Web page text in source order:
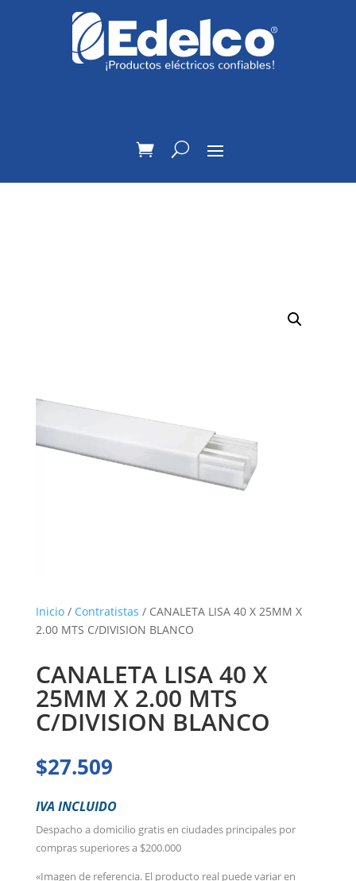
Inicio/ Contratistas / CANALETA LISA 40 X 25MM X
2.00 MTS C/DIVISION BLANCO
CANALETA LISA 40 X
25MM X 2.00 MTS
C/DIVISION BLANCO
$27.509
IVA INCLUIDO
Despacho a domicilio gratis en ciudades principales por
compras superiores a $200.000
«Imagen de referencia. El producto real puede variar en